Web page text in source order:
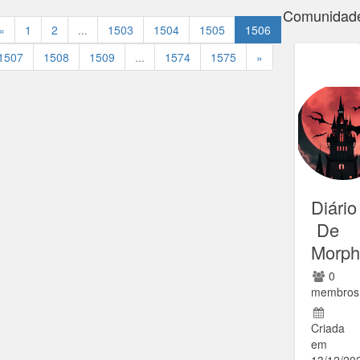
1 2 ... 1503 1504 1505
1506
1508 1509 ... 1574 1575 »
Diário
De
0
membros
Criada
em